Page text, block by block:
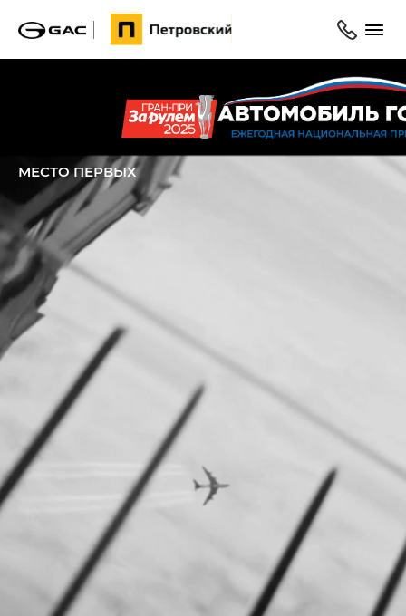
МЕСТО ПЕРВЫХ